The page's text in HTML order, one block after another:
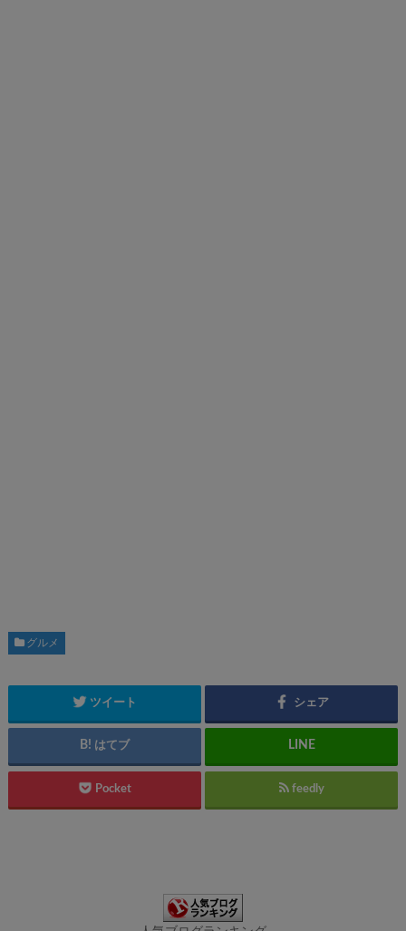
グルメ
ツイート シェア
はてブ
Pocket feedly